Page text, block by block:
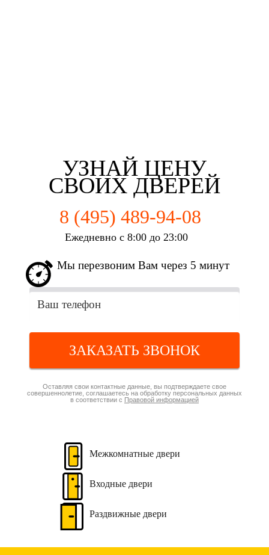
УЗНАЙ ЦЕНУ
СВОИХ ДВЕРЕЙ
8 (495) 489-94-08
Ежедневно с 8:00 до 23:00
Мы перезвоним Вам через 5 минут
ЗАКАЗАТЬ ЗВОНОК
Оставляя свои контактные данные, вы подтверждаете свое
совершеннолетие, соглашаетесь на обработку персональных данных
в соответствии с Правовой информацией
Межкомнатные двери
Входные двери
Раздвижные двери